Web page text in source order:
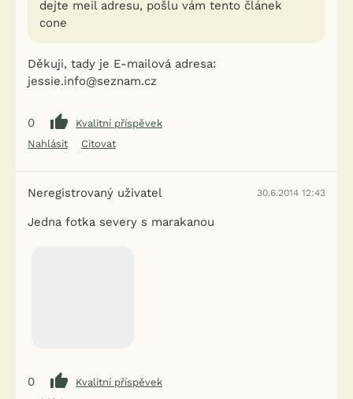
dejte meil adresu, pošlu vám tento článek
cone
Děkuji, tady je E-mailová adresa:
jessie.info@seznam.cz
0
Kvalitní příspěvek
Nahlásit
Citovat
Neregistrovaný uživatel 30.6.2014 12:43
Jedna fotka severy s marakanou
0
Kvalitní příspěvek